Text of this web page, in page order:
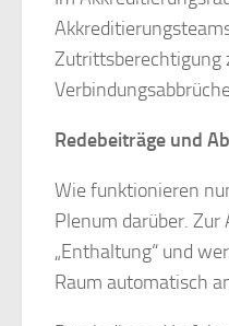
Zutrittsberechtigung
Redebeiträge und
Wie funktionieren
Plenum darüber. Zur
„Enthaltung“ und
Raum automatisch